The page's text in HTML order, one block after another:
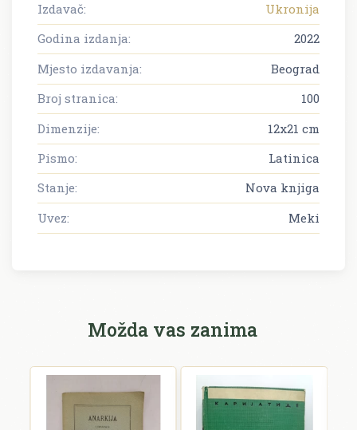
Izdavač:
Ukronija
Godina izdanja:
2022
Mjesto izdavanja:
Beograd
Broj stranica:
100
Dimenzije:
12x21 cm
Pismo:
Latinica
Stanje:
Nova knjiga
Uvez:
Meki
Možda vas zanima